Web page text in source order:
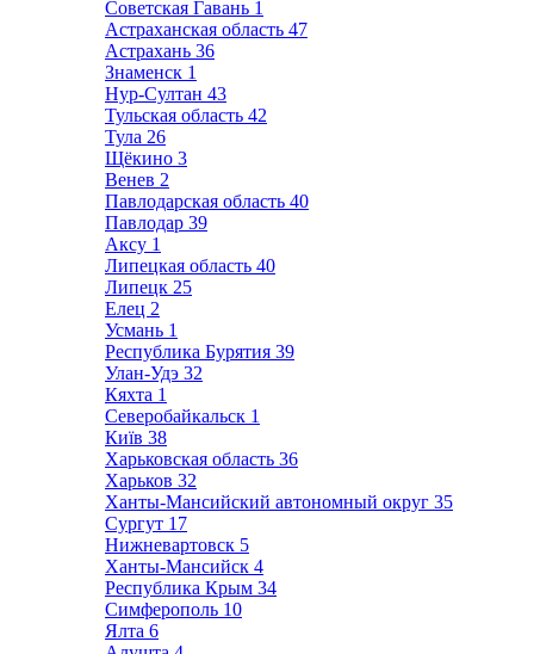
Советская Гавань 1
Астраханская область 47
Астрахань 36
Знаменск 1
Нур-Султан 43
Тульская область 42
Тула 26
Щёкино 3
Венев 2
Павлодарская область 40
Павлодар 39
Аксу 1
Липецкая область 40
Липецк 25
Елец 2
Усмань 1
Республика Бурятия 39
Улан-Удэ 32
Кяхта 1
Северобайкальск 1
Київ 38
Харьковская область 36
Харьков 32
Ханты-Мансийский автономный округ 35
Сургут 17
Нижневартовск 5
Ханты-Мансийск 4
Республика Крым 34
Симферополь 10
Ялта 6